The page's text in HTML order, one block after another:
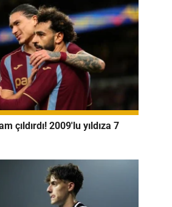
çıldırdı! 2009'lu yıldıza 7